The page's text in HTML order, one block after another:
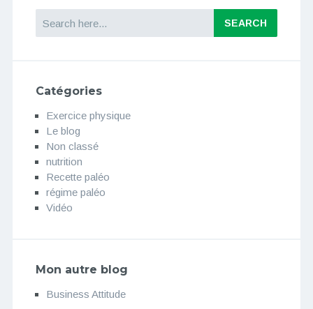
Catégories
Exercice physique
Le blog
Non classé
nutrition
Recette paléo
régime paléo
Vidéo
Mon autre blog
Business Attitude